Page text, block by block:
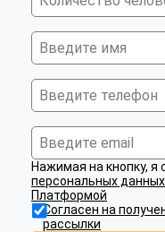
Нажимая на кнопку, я
персональных данных
Платформой
Согласен на
рассылки